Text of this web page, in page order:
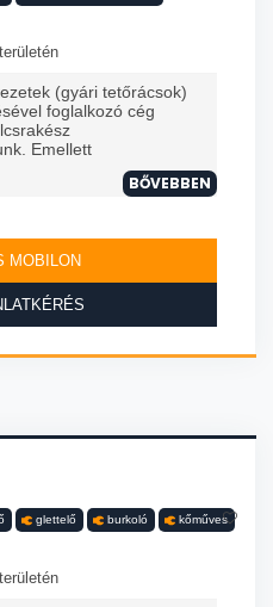
(gyári tetőrácsok)
foglalkozó cég
Emellett
BŐVEBBEN
MOBILON
glettelő burkoló kőműves